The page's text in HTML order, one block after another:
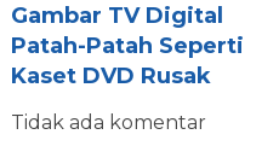
Gambar TV Digital
Patah-Patah Seperti
Kaset DVD Rusak
Tidak ada komentar